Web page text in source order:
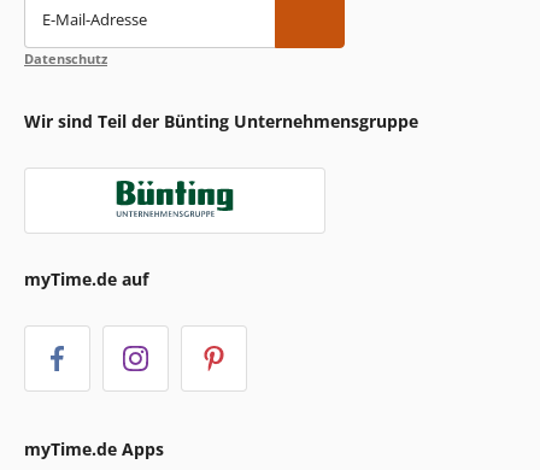
E-Mail-Adresse
Datenschutz
Wir sind Teil der Bünting Unternehmensgruppe
myTime.de auf
myTime.de Apps